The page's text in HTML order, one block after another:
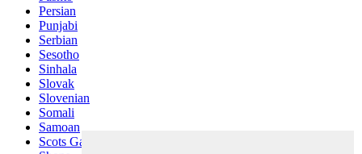
Persian
Punjabi
Serbian
Sesotho
Sinhala
Slovak
Slovenian
Somali
Samoan
Scots Gaelic